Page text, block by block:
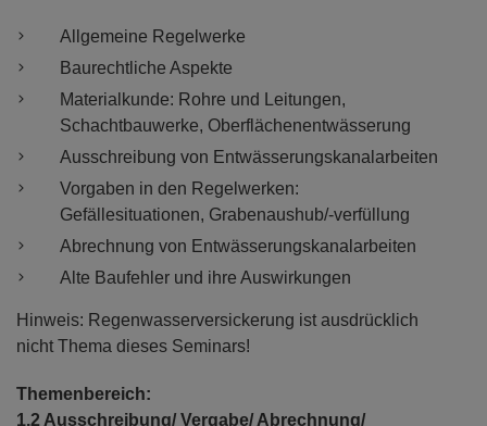
Allgemeine Regelwerke
Baurechtliche Aspekte
Materialkunde: Rohre und Leitungen,
Schachtbauwerke, Oberflächenentwässerung
Ausschreibung von Entwässerungskanalarbeiten
Vorgaben in den Regelwerken:
Gefällesituationen, Grabenaushub/-verfüllung
Abrechnung von Entwässerungskanalarbeiten
Alte Baufehler und ihre Auswirkungen
Hinweis: Regenwasserversickerung ist ausdrücklich
nicht Thema dieses Seminars!
Themenbereich:
1.2 Ausschreibung/ Vergabe/ Abrechnung/